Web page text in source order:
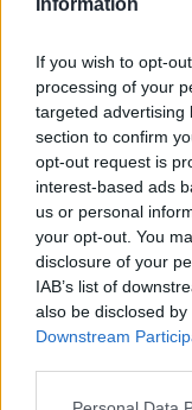
If you wish to opt-
processing of your
targeted advertising
section to confirm
opt-out request is
interest-based ads
us or personal
your opt-out. You
disclosure of your
IAB’s list of
also be disclosed
Downstream
Please note that